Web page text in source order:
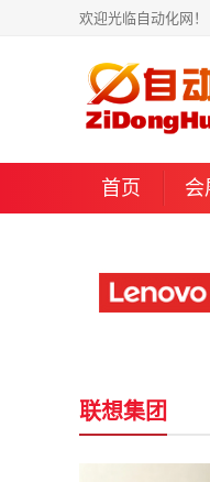
欢迎光临自动化网！
首页 会
联想集团